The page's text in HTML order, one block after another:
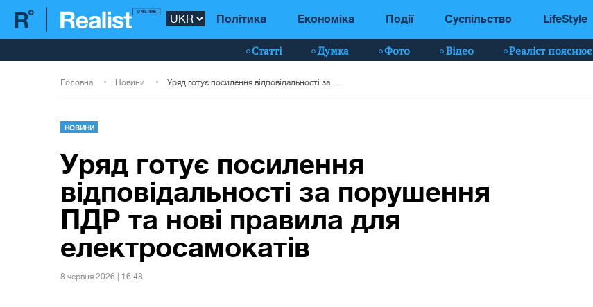
Політика Економіка Події Суспільство LifeStyle
Статті Думка Фото Відео Реаліст пояснює
Головна Новини
НОВИНИ
Уряд готує посилення
відповідальності за порушення
ПДР та нові правила для
електросамокатів
8 червня 2026 | 16:48